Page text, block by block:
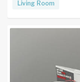
Living Room